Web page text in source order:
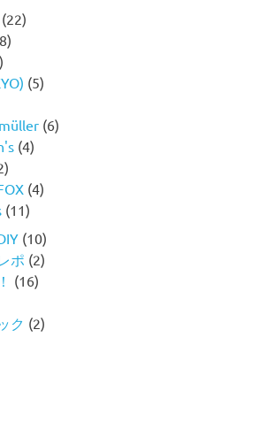
(22)
(5)
(6)
(4)
(4)
(11)
(10)
ポ (2)
(16)
ク (2)